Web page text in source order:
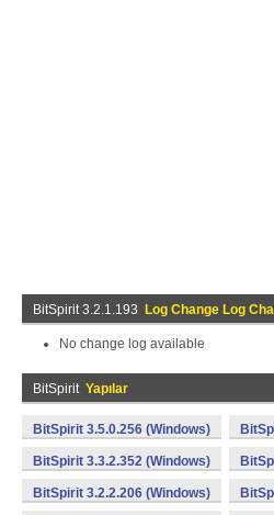
BitSpirit 3.2.1.193 Log Change Log
No change log available
BitSpirit Yapılar
BitSpirit 3.5.0.256 (Windows)
BitSpirit 3.3.2.352 (Windows)
BitSpirit 3.2.2.206 (Windows)